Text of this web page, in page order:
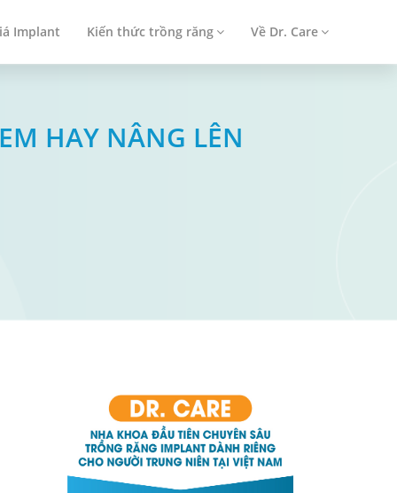
Implant Kiến thức trồng răng Về Dr. Care
HAY NÂNG LÊN